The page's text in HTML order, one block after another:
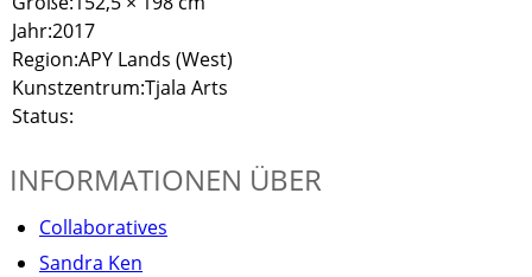
Jahr:2017
Region:APY Lands (West)
Kunstzentrum:Tjala Arts
Status:
INFORMATIONEN ÜBER
Collaboratives
Sandra Ken